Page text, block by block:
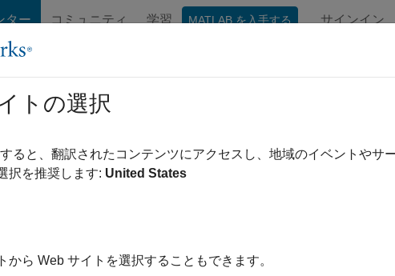
ター コミュニティ 学習 MATLAB を入手する サインイン
を
基本ブロックとサブシステムの
チェック ID: mathworks.maab.db_0143
JMAAB v5.1
トの選択
ると、翻訳されたコンテンツにアクセスし、地域のイベントやサ
択を推奨します: United States
から Web サイトを選択することもできます。